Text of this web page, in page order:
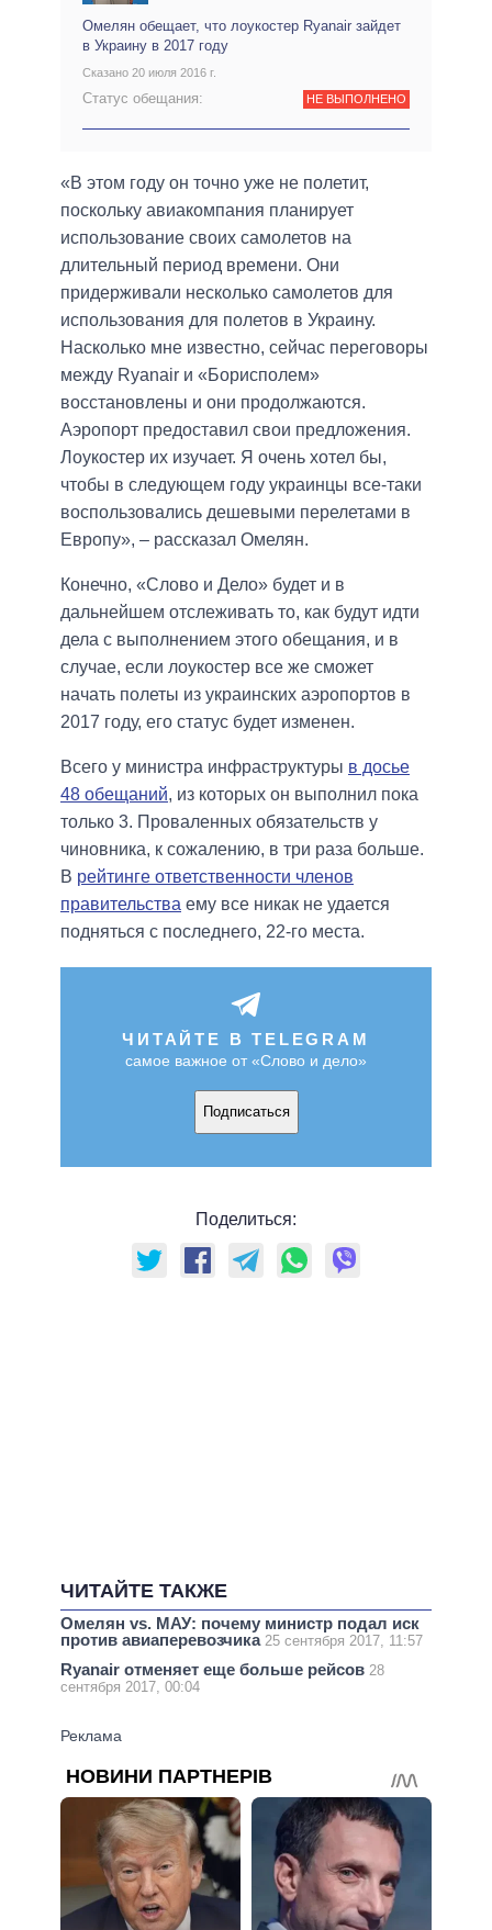
Омелян обещает, что лоукостер Ryanair зайдет
в Украину в 2017 году
Сказано 20 июля 2016 г.
Статус обещания: НЕ ВЫПОЛНЕНО
«В этом году он точно уже не полетит,
поскольку авиакомпания планирует
использование своих самолетов на
длительный период времени. Они
придерживали несколько самолетов для
использования для полетов в Украину.
Насколько мне известно, сейчас переговоры
между Ryanair и «Борисполем»
восстановлены и они продолжаются.
Аэропорт предоставил свои предложения.
Лоукостер их изучает. Я очень хотел бы,
чтобы в следующем году украинцы все-таки
воспользовались дешевыми перелетами в
Европу», – рассказал Омелян.
Конечно, «Слово и Дело» будет и в
дальнейшем отслеживать то, как будут идти
дела с выполнением этого обещания, и в
случае, если лоукостер все же сможет
начать полеты из украинских аэропортов в
2017 году, его статус будет изменен.
Всего у министра инфраструктуры в досье
48 обещаний, из которых он выполнил пока
только 3. Проваленных обязательств у
чиновника, к сожалению, в три раза больше.
В рейтинге ответственности членов
правительства ему все никак не удается
подняться с последнего, 22-го места.
ЧИТАЙТЕ В TELEGRAM
самое важное от «Слово и дело»
Подписаться
Поделиться:
ЧИТАЙТЕ ТАКЖЕ
Омелян vs. МАУ: почему министр подал иск
против авиаперевозчика 25 сентября 2017, 11:57
Ryanair отменяет еще больше рейсов 28
сентября 2017, 00:04